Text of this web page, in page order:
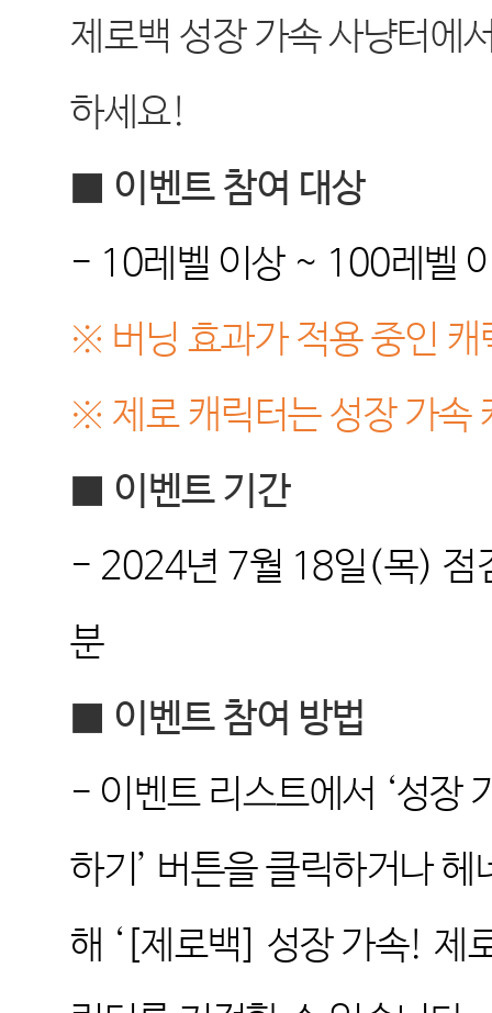
제로백 성장 가속 사냥터에
하세요!
이벤트 참여 대상
- 10레벨 이상~ 100레벨
※ 버닝 효과가 적용 중인
※ 제로 캐릭터는 성장 가속
이벤트 기간
- 2024년 7월 18일(목) 점
분
이벤트 참여 방법
- 이벤트 리스트에서 ‘성장
하기 ’ 버튼을 클릭하거나 헤
해 ‘[ 제로백 성장 가속! 제